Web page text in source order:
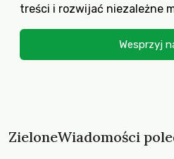
treści i rozwijać niezależne
Wesprzyj
ZieloneWiadomości